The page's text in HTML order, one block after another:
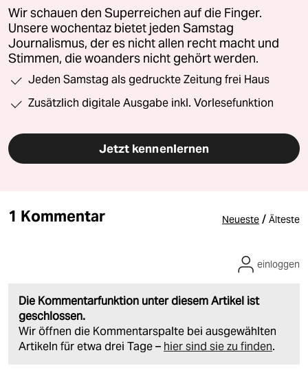
Wir schauen den Superreichen auf die Finger.
Unsere wochentaz bietet jeden Samstag
Journalismus, der es nicht allen recht macht und
Stimmen, die woanders nicht gehört werden.
Jeden Samstag als gedruckte Zeitung frei Haus
Zusätzlich digitale Ausgabe inkl. Vorlesefunktion
Jetzt kennenlernen
1 Kommentar Neueste / Älteste
Die Kommentarfunktion unter diesem Artikel ist
geschlossen.
Wir öffnen die Kommentarspalte bei ausgewählten
Artikeln für etwa drei Tage – hier sind sie zu finden.
einloggen